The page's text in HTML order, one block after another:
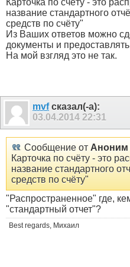
Карточка по счёту - это
название стандартного
средств по счёту"
Из Ваших ответов можно
документы и
На мой взгляд это не так.
mvfсказал(-а):
03.04.2014 22:31
Сообщение от Аноним
Карточка по счёту - это
название стандартного
средств по счёту"
"Распространенное" где,
"стандартный отчет"?
Best regards, Михаил